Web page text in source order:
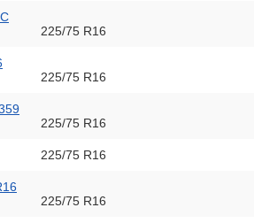
225/75 R16
225/75 R16
225/75 R16
225/75 R16
225/75 R16